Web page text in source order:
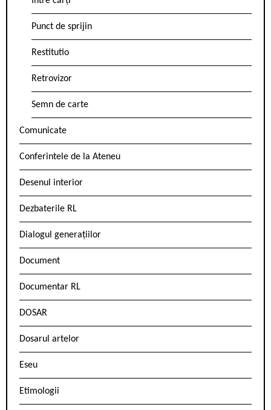
Punct de sprijin
Restitutio
Retrovizor
Semn de carte
Comunicate
Conferintele de la Ateneu
Desenul interior
Dezbaterile RL
Dialogul generațiilor
Document
Documentar RL
DOSAR
Dosarul artelor
Eseu
Etimologii